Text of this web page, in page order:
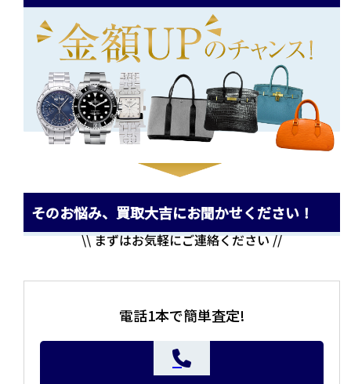
そのお悩み、買取大吉にお聞かせください！
\\ まずはお気軽にご連絡ください //
電話1本で簡単査定!